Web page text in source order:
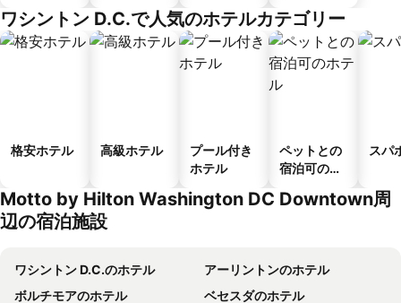
ワシントン D.C.で人気のホテルカテゴリー
格安ホテル 高級ホテル
プール付き
ホテル
ペットとの
宿泊可のホ
スパ
Motto by Hilton Washington DC Downtown周
辺の宿泊施設
ワシントン D.C.のホテル
アーリントンのホテル
ボルチモアのホテル
ベセスダのホテル